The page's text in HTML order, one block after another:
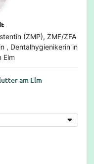
(ZMP), ZMF/ZFA
, Dentalhygienikerin in
Elm
am Elm